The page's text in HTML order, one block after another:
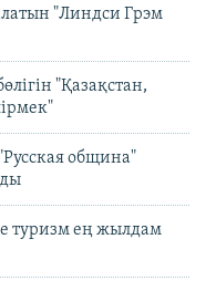
"Линдси Грэм
"Қазақстан,
община"
туризм ең жылдам